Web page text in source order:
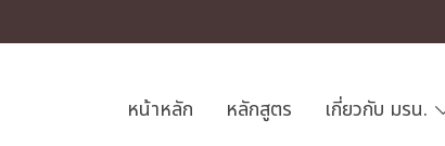
หน้าหลัก หลักสูตร เกี่ยวกับ มรน.